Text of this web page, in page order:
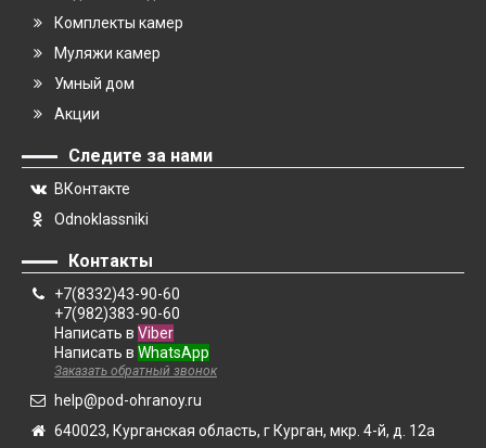
Комплекты камер
Муляжи камер
Умный дом
Акции
Следите за нами
ВКонтакте
Odnoklassniki
Контакты
+7(8332)43-90-60
+7(982)383-90-60
Написать в Viber
Написать в WhatsApp
Заказать обратный звонок
help@pod-ohranoy.ru
640023, Курганская область, г Курган, мкр. 4-й, д. 12а